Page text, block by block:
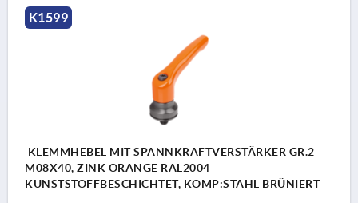
K1599
KLEMMHEBEL MIT SPANNKRAFTVERSTÄRKER GR.2
M08X40, ZINK ORANGE RAL2004
KUNSTSTOFFBESCHICHTET, KOMP:STAHL BRÜNIERT